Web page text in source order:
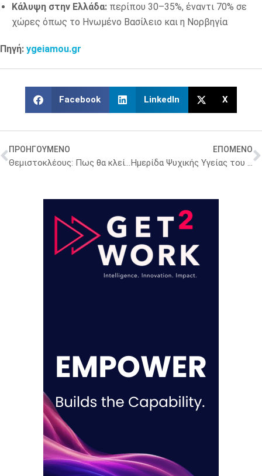
Κάλυψη στην Ελλάδα: περίπου 30–35%, έναντι 70% σε
χώρες όπως το Ηνωμένο Βασίλειο και η Νορβηγία
Πηγή: ygeiamou.gr
Facebook LinkedIn X
ΠΡΟΗΓΟΥΜΕΝΟ
Θεμιστοκλέους: Πως θα κλείνονται τα ραντεβού στα νοσοκομεία από την 1η Οκτωβρίου
ΕΠΟΜΕΝΟ
Ημερίδα Ψυχικής Υγείας του Ελληνικού Κέντρου Συναισθημάτων: «Βραχυπρόθεσμη Συμβουλευτική στα Σύγχρονα Προβλήματα»